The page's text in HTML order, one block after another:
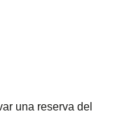
una reserva del